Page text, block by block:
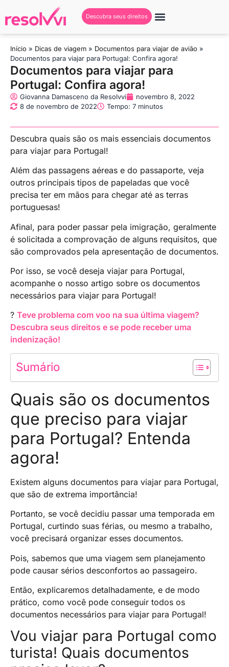
Descubra seus direitos
Início » Dicas de viagem » Documentos para viajar de avião »
Documentos para viajar para Portugal: Confira agora!
Documentos para viajar para
Portugal: Confira agora!
Giovanna Damasceno da Resolvvi
novembro 8, 2022
8 de novembro de 2022
Tempo: 7 minutos
Descubra quais são os mais essenciais documentos
para viajar para Portugal!
Além das passagens aéreas e do passaporte, veja
outros principais tipos de papeladas que você
precisa ter em mãos para chegar até as terras
portuguesas!
Afinal, para poder passar pela imigração, geralmente
é solicitada a comprovação de alguns requisitos, que
são comprovados pela apresentação de documentos.
Por isso, se você deseja viajar para Portugal,
acompanhe o nosso artigo sobre os documentos
necessários para viajar para Portugal!
? Teve problema com voo na sua última viagem?
Descubra seus direitos e se pode receber uma
indenização!
Sumário
Quais são os documentos
que preciso para viajar
para Portugal? Entenda
agora!
Existem alguns documentos para viajar para Portugal,
que são de extrema importância!
Portanto, se você decidiu passar uma temporada em
Portugal, curtindo suas férias, ou mesmo a trabalho,
você precisará organizar esses documentos.
Pois, sabemos que uma viagem sem planejamento
pode causar sérios desconfortos ao passageiro.
Então, explicaremos detalhadamente, e de modo
prático, como você pode conseguir todos os
documentos necessários para viajar para Portugal!
Vou viajar para Portugal como
turista! Quais documentos